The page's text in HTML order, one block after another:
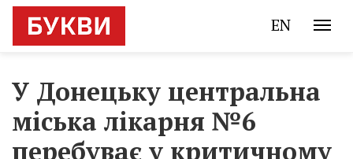
EN
У Донецьку центральна
міська лікарня №6
перебуває у критичному